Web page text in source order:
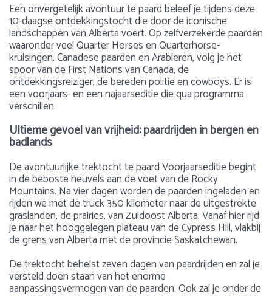
Een onvergetelijk avontuur te paard beleef je tijdens deze
10-daagse ontdekkingstocht die door de iconische
landschappen van Alberta voert. Op zelfverzekerde paarden
waaronder veel Quarter Horses en Quarterhorse-
kruisingen, Canadese paarden en Arabieren, volg je het
spoor van de First Nations van Canada, de
ontdekkingsreiziger, de bereden politie en cowboys. Er is
een voorjaars- en een najaarseditie die qua programma
verschillen.
Ultieme gevoel van vrijheid: paardrijden in bergen en
badlands
De avontuurlijke trektocht te paard Voorjaarseditie begint
in de beboste heuvels aan de voet van de Rocky
Mountains. Na vier dagen worden de paarden ingeladen en
rijden we met de truck 350 kilometer naar de uitgestrekte
graslanden, de prairies, van Zuidoost Alberta. Vanaf hier rijd
je naar het hooggelegen plateau van de Cypress Hill, vlakbij
de grens van Alberta met de provincie Saskatchewan.
De trektocht behelst zeven dagen van paardrijden en zal je
versteld doen staan van het enorme
aanpassingsvermogen van de paarden. Ook zal je onder de